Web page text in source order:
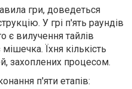
гри, доведеться
У грі п'ять раундів
є вилучення тайлів
Їхня кількість
захоплених процесом.
п'яти етапів: